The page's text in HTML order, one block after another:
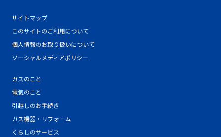
サイトマップ
このサイトのご利用について
個人情報のお取り扱いについて
ソーシャルメディアポリシー
ガスのこと
電気のこと
引越しのお手続き
ガス機器・リフォーム
くらしのサービス